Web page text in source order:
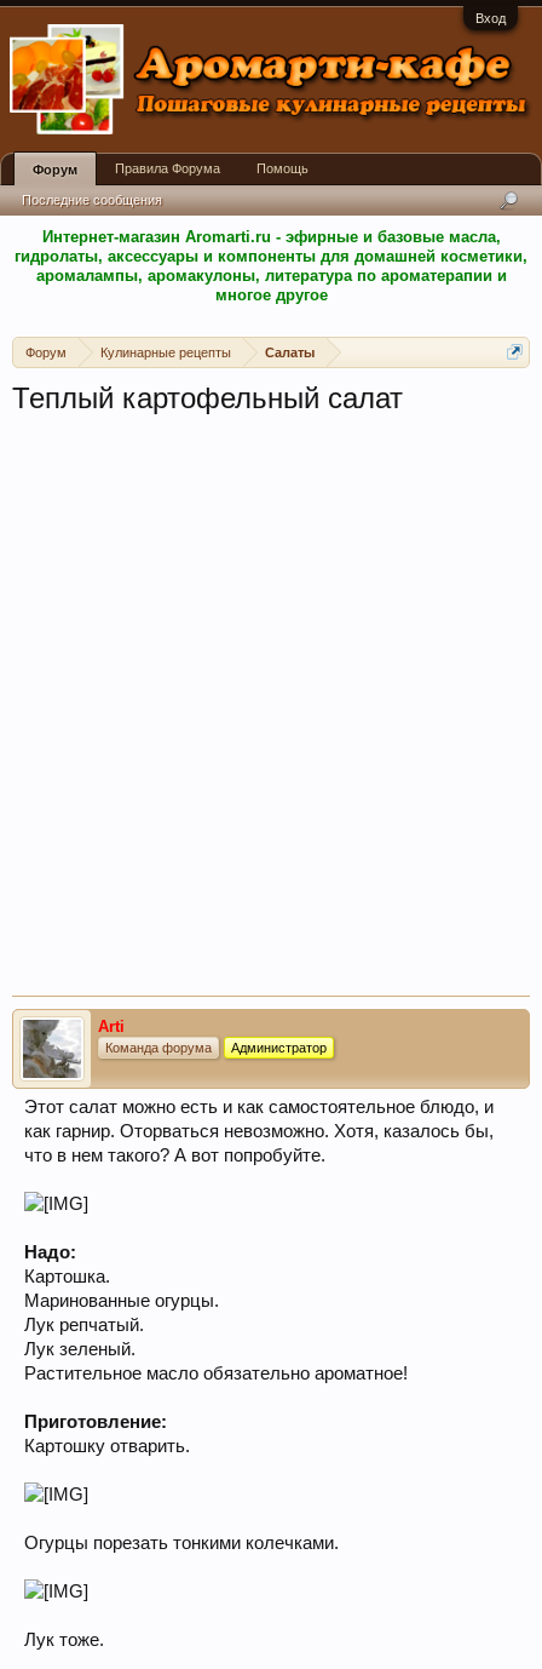
Вход
Интернет-магазин Aromarti.ru - эфирные и базовые масла,
гидролаты, аксессуары и компоненты для домашней косметики,
аромалампы, аромакулоны, литература по ароматерапии и
многое другое
Форум Кулинарные рецепты Салаты
Теплый картофельный салат
Arti
Команда форума Администратор
Этот салат можно есть и как самостоятельное блюдо, и
как гарнир. Оторваться невозможно. Хотя, казалось бы,
что в нем такого? А вот попробуйте.
Надо:
Картошка.
Маринованные огурцы.
Лук репчатый.
Лук зеленый.
Растительное масло обязательно ароматное!
Приготовление:
Картошку отварить.
Огурцы порезать тонкими колечками.
Лук тоже.
Форум
Последние сообщения
Правила Форума Помощь